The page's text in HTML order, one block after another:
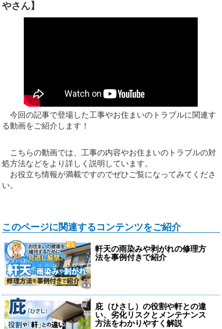
やさん】
今回の記事で登場した工事やお住まいのトラブルに関連す
る動画をご紹介します！
こちらの動画では、工事の内容やお住まいのトラブルの対
処方法などをより詳しく説明しています。
お役立ち情報が満載ですのでぜひご覧になってみてくださ
い。
このページに関連するコンテンツをご紹介
軒天の雨染みや剥がれの修理方
法を事例付きで紹介
庇（ひさし）の役割や軒との違
い、劣化リスクとメンテナンス
方法をわかりやすく解説